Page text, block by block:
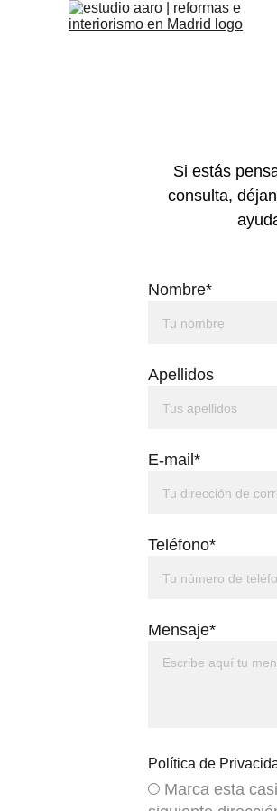
Si estás
consulta,
Nombre*
Apellidos
E-mail*
Teléfono*
Mensaje*
Política de
Marca esta